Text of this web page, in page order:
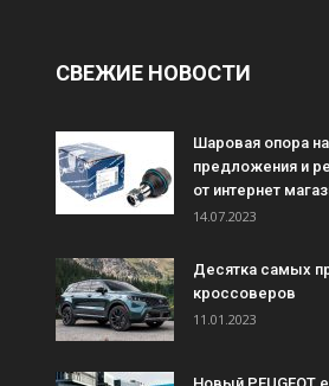
СВЕЖИЕ НОВОСТИ
Шаровая опора
предложения и
от интернет
14.07.2023
Десятка самых
кроссоверов
11.01.2023